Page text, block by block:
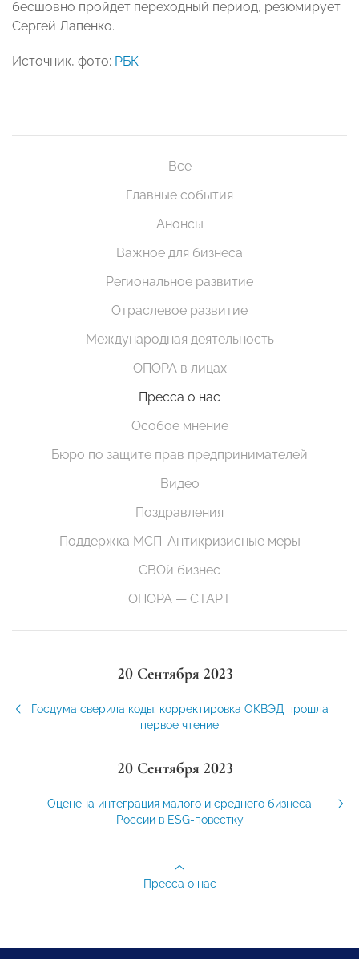
бесшовно пройдет переходный период, резюмирует
Сергей Лапенко.
Источник, фото: РБК
Все
Главные события
Анонсы
Важное для бизнеса
Региональное развитие
Отраслевое развитие
Международная деятельность
ОПОРА в лицах
Пресса о нас
Особое мнение
Бюро по защите прав предпринимателей
Видео
Поздравления
Поддержка МСП. Антикризисные меры
СВОй бизнес
ОПОРА — СТАРТ
20 Сентября 2023
Госдума сверила коды: корректировка ОКВЭД прошла
первое чтение
20 Сентября 2023
Оценена интеграция малого и среднего бизнеса
России в ESG-повестку
Пресса о нас